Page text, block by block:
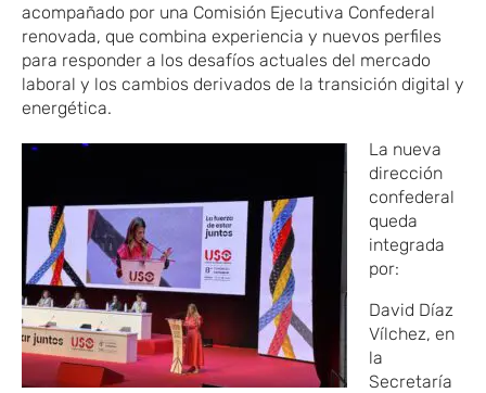
acompañado por una Comisión Ejecutiva Confederal
renovada, que combina experiencia y nuevos perfiles
para responder a los desafíos actuales del mercado
laboral y los cambios derivados de la transición digital y
energética.
La nueva
dirección
confederal
queda
integrada
por:
David Díaz
Vílchez, en
la
Secretaría